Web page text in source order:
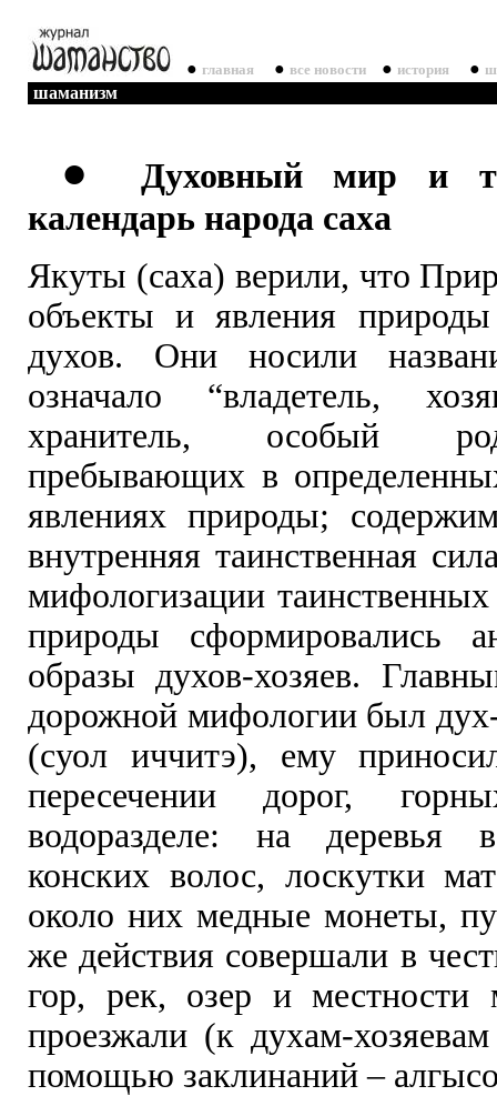
● главная ● все новости ● история ●
шаманизм
●
Духовный мир и
календарь народа саха
Якуты (саха) верили, что
объекты и явления
духов. Они носили
означало “владетель,
хранитель, особый
пребывающих в
явлениях природы;
внутренняя таинственная
мифологизации
природы сформировались
образы духов-хозяев.
дорожной мифологии был
(суол иччитэ), ему
пересечении дорог,
водоразделе: на деревья
конских волос, лоскутки
около них медные монеты,
же действия совершали в
гор, рек, озер и местности
проезжали (к духам-
помощью заклинаний –